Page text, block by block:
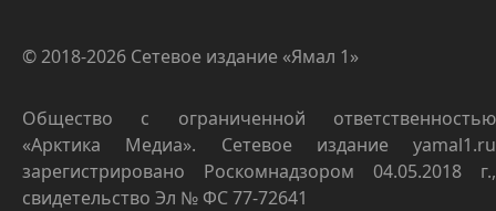
© 2018-2026 Сетевое издание «Ямал 1»
Общество с ограниченной ответственностью
«Арктика Медиа». Сетевое издание yamal1.ru
зарегистрировано Роскомнадзором 04.05.2018 г.,
свидетельство Эл № ФС 77-72641